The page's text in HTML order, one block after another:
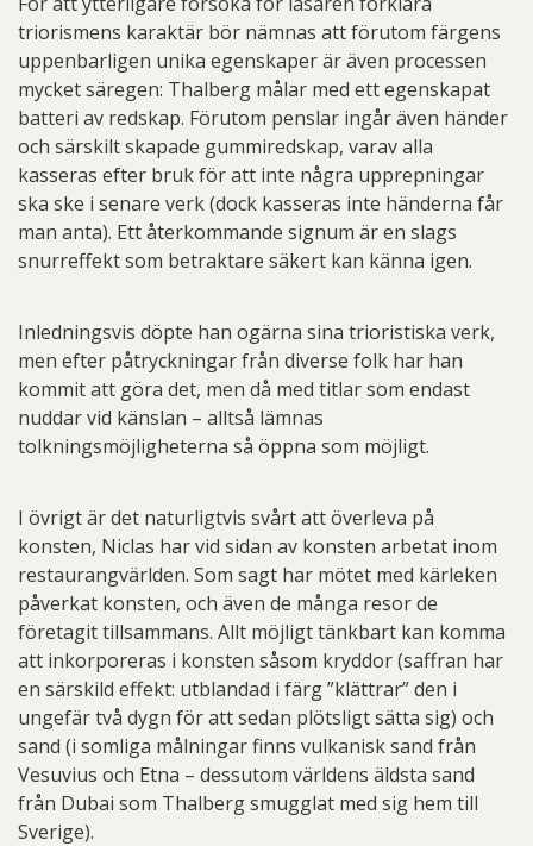
triorismens karaktär bör nämnas att förutom färgens
uppenbarligen unika egenskaper är även processen
mycket säregen: Thalberg målar med ett egenskapat
batteri av redskap. Förutom penslar ingår även händer
och särskilt skapade gummiredskap, varav alla
kasseras efter bruk för att inte några upprepningar
ska ske i senare verk (dock kasseras inte händerna får
man anta). Ett återkommande signum är en slags
snurreffekt som betraktare säkert kan känna igen.
Inledningsvis döpte han ogärna sina trioristiska verk,
men efter påtryckningar från diverse folk har han
kommit att göra det, men då med titlar som endast
nuddar vid känslan – alltså lämnas
tolkningsmöjligheterna så öppna som möjligt.
I övrigt är det naturligtvis svårt att överleva på
konsten, Niclas har vid sidan av konsten arbetat inom
restaurangvärlden. Som sagt har mötet med kärleken
påverkat konsten, och även de många resor de
företagit tillsammans. Allt möjligt tänkbart kan komma
att inkorporeras i konsten såsom kryddor (saffran har
en särskild effekt: utblandad i färg ”klättrar” den i
ungefär två dygn för att sedan plötsligt sätta sig) och
sand (i somliga målningar finns vulkanisk sand från
Vesuvius och Etna – dessutom världens äldsta sand
från Dubai som Thalberg smugglat med sig hem till
Sverige).